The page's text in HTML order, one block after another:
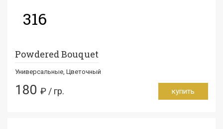
316
Powdered Bouquet
Универсальные, Цветочный
180 ₽ / гр. купить